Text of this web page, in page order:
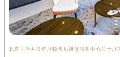
北京王府井江诗丹顿售后维修服务中心位于